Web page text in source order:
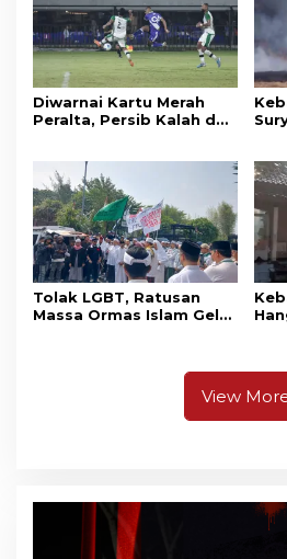
Diwarnai Kartu Merah
Peralta, Persib Kalah dari
Tolak LGBT, Ratusan
Massa Ormas Islam Gelar
View